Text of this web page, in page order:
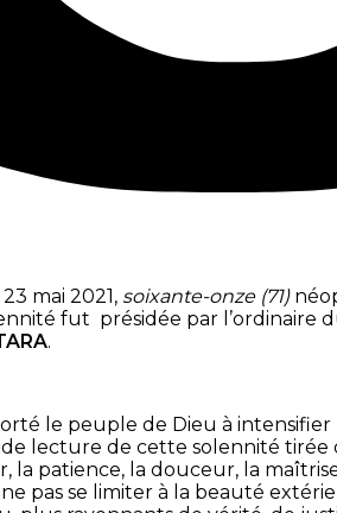
mai 2021, soixante-onze (71)
fut présidée par l’ordinaire
.
le peuple de Dieu à
lecture de cette solennité tirée
la patience, la douceur, la
pas se limiter à la beauté